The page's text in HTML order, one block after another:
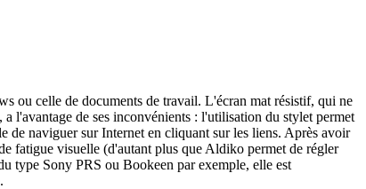
ou celle de documents de travail. L'écran mat résistif, qui ne
l'avantage de ses inconvénients : l'utilisation du stylet permet
de naviguer sur Internet en cliquant sur les liens. Après avoir
fatigue visuelle (d'autant plus que Aldiko permet de régler
type Sony PRS ou Bookeen par exemple, elle est